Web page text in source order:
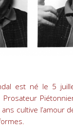
est né le 5
cultive l’amour